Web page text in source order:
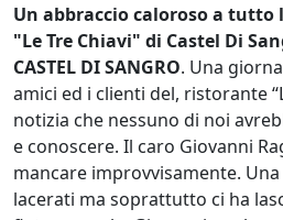
Un abbraccio caloroso a
"Le Tre Chiavi" di Castel Di
CASTEL DI SANGRO. Una
amici ed i clienti del, ristorante
notizia che nessuno di noi
e conoscere. Il caro Giovanni
mancare improvvisamente.
lacerati ma soprattutto ci ha